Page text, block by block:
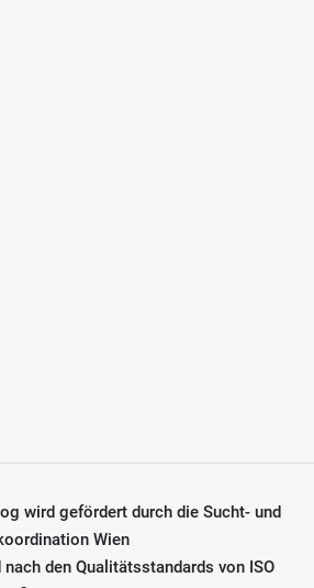
3
wird gefördert durch die Sucht- und
Wien
nach den Qualitätsstandards von ISO